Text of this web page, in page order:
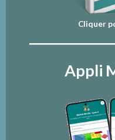
Cliquer
Appli